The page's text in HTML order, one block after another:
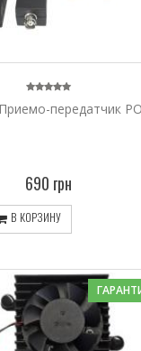
передатчик
690 грн
В КОРЗИНУ